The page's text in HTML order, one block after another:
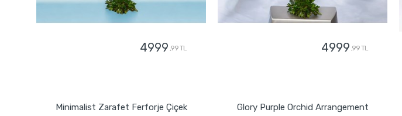
4999 ,99 TL 4999 ,99 TL
Minimalist Zarafet Ferforje Çiçek
Glory Purple Orchid Arrangement